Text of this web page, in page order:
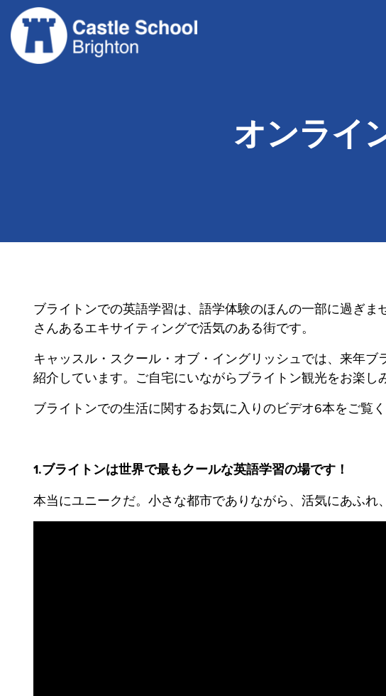
ン
テ
オンライ
ブライトンでの英語学習は、語学体験のほんの一部に過ぎ
さんあるエキサイティングで活気のある街です。
キャッスル・スクール・オブ・イングリッシュでは、来年
紹介しています。ご自宅にいながらブライトン観光をお楽し
ブライトンでの生活に関するお気に入りのビデオ6本をご覧く
1.ブライトンは世界で最もクールな英語学習の場です！
本当にユニークだ。小さな都市でありながら、活気にあふれ